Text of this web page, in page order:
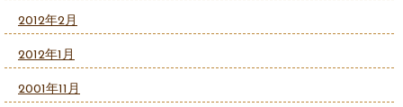
2012年2月
2012年1月
2001年11月